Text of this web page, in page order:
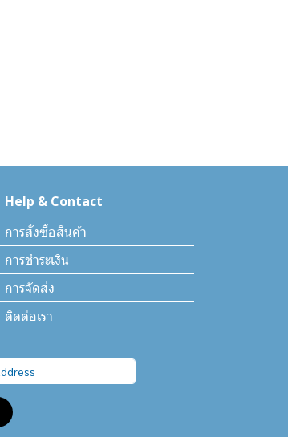
Help & Contact
การสั่งซื้อสินค้า
การชำระเงิน
การจัดส่ง
ติดต่อเรา